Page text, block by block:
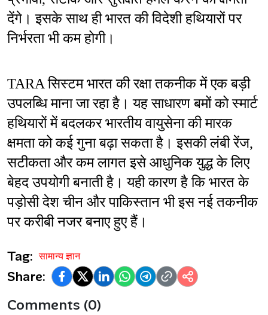
देंगे। इसके साथ ही भारत की विदेशी हथियारों पर
निर्भरता भी कम होगी।
TARA सिस्टम भारत की रक्षा तकनीक में एक बड़ी
उपलब्धि माना जा रहा है। यह साधारण बमों को स्मार्ट
हथियारों में बदलकर भारतीय वायुसेना की मारक
क्षमता को कई गुना बढ़ा सकता है। इसकी लंबी रेंज,
सटीकता और कम लागत इसे आधुनिक युद्ध के लिए
बेहद उपयोगी बनाती है। यही कारण है कि भारत के
पड़ोसी देश चीन और पाकिस्तान भी इस नई तकनीक
पर करीबी नजर बनाए हुए हैं।
Tag: सामान्य ज्ञान
Share:
Comments (0)